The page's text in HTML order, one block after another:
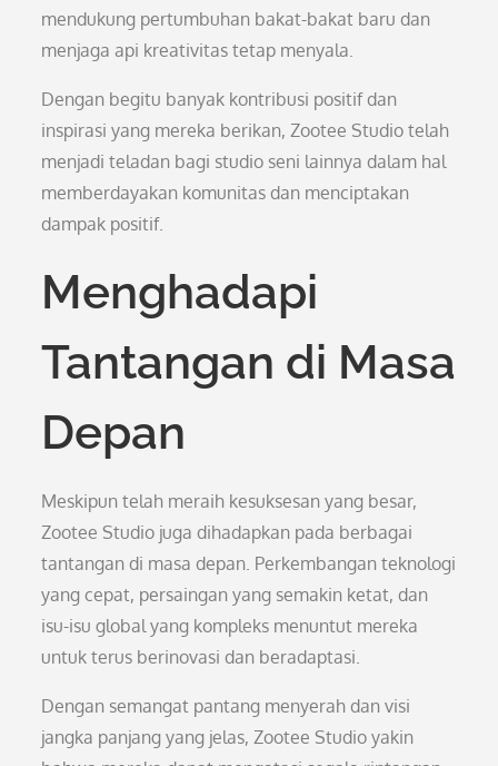
mendukung pertumbuhan bakat-bakat baru dan
menjaga api kreativitas tetap menyala.
Dengan begitu banyak kontribusi positif dan
inspirasi yang mereka berikan, Zootee Studio telah
menjadi teladan bagi studio seni lainnya dalam hal
memberdayakan komunitas dan menciptakan
dampak positif.
Menghadapi
Tantangan di Masa
Depan
Meskipun telah meraih kesuksesan yang besar,
Zootee Studio juga dihadapkan pada berbagai
tantangan di masa depan. Perkembangan teknologi
yang cepat, persaingan yang semakin ketat, dan
isu-isu global yang kompleks menuntut mereka
untuk terus berinovasi dan beradaptasi.
Dengan semangat pantang menyerah dan visi
jangka panjang yang jelas, Zootee Studio yakin